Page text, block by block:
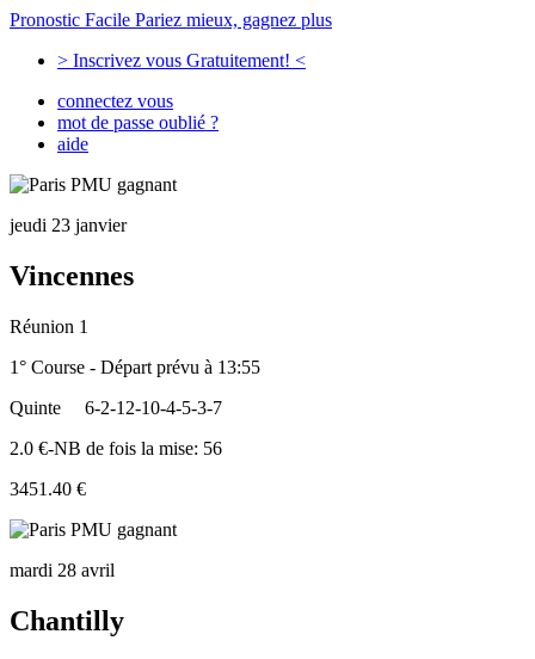
Pronostic Facile Pariez mieux, gagnez plus
> Inscrivez vous Gratuitement! <
connectez vous
mot de passe oublié ?
aide
jeudi 23 janvier
Vincennes
Réunion 1
1° Course - Départ prévu à 13:55
Quinte
6-2-12-10-4-5-3-7
2.0 €-NB de fois la mise: 56
3451.40 €
mardi 28 avril
Chantilly